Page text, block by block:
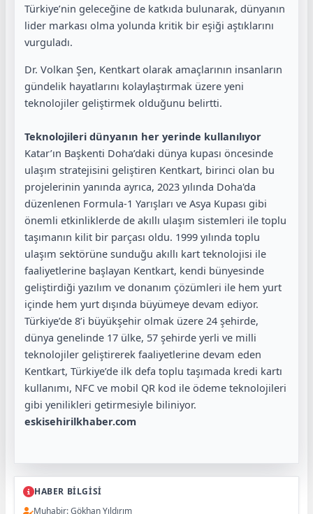
Türkiye’nin geleceğine de katkıda bulunarak, dünyanın
lider markası olma yolunda kritik bir eşiği aştıklarını
vurguladı.
Dr. Volkan Şen, Kentkart olarak amaçlarının insanların
gündelik hayatlarını kolaylaştırmak üzere yeni
teknolojiler geliştirmek olduğunu belirtti.
Teknolojileri dünyanın her yerinde kullanılıyor
Katar’ın Başkenti Doha’daki dünya kupası öncesinde
ulaşım stratejisini geliştiren Kentkart, birinci olan bu
projelerinin yanında ayrıca, 2023 yılında Doha'da
düzenlenen Formula-1 Yarışları ve Asya Kupası gibi
önemli etkinliklerde de akıllı ulaşım sistemleri ile toplu
taşımanın kilit bir parçası oldu. 1999 yılında toplu
ulaşım sektörüne sunduğu akıllı kart teknolojisi ile
faaliyetlerine başlayan Kentkart, kendi bünyesinde
geliştirdiği yazılım ve donanım çözümleri ile hem yurt
içinde hem yurt dışında büyümeye devam ediyor.
Türkiye’de 8’i büyükşehir olmak üzere 24 şehirde,
dünya genelinde 17 ülke, 57 şehirde yerli ve milli
teknolojiler geliştirerek faaliyetlerine devam eden
Kentkart, Türkiye’de ilk defa toplu taşımada kredi kartı
kullanımı, NFC ve mobil QR kod ile ödeme teknolojileri
gibi yenilikleri getirmesiyle biliniyor.
eskisehirilkhaber.com
HABER BİLGİSİ
Muhabir: Gökhan Yıldırım